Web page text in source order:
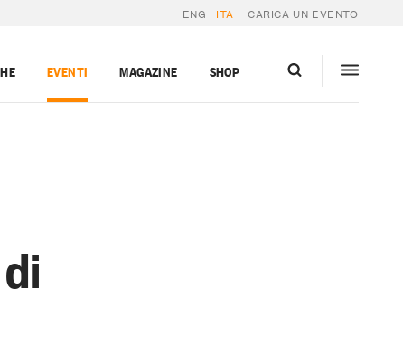
ENG ITA CARICA UN EVENTO
EVENTI MAGAZINE SHOP